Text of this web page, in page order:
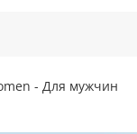
- Для мужчин